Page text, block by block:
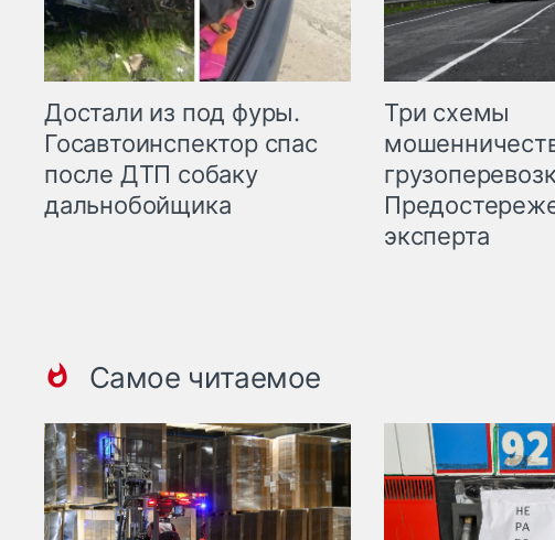
Достали из под фуры.
Госавтоинспектор спас
после ДТП собаку
дальнобойщика
Три схемы
эксперта
Самое читаемое